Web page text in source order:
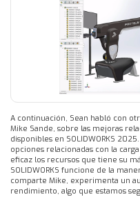
A continuación, Sean habló con
Mike Sande, sobre las mejoras
disponibles en SOLIDWORKS
opciones relacionadas con la
eficaz los recursos que tiene su
SOLIDWORKS funcione de la
comparte Mike, experimenta un
rendimiento, algo que estamos